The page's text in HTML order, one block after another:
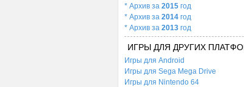
* Архив за 2015 год
* Архив за 2014 год
* Архив за 2013 год
ИГРЫ ДЛЯ ДРУГИХ
Игры для Android
Игры для Sega Mega Drive
Игры для Nintendo 64